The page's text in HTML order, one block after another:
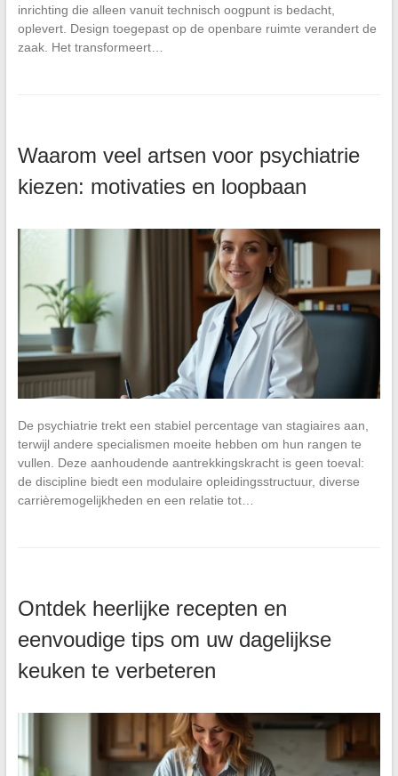
inrichting die alleen vanuit technisch oogpunt is bedacht,
oplevert. Design toegepast op de openbare ruimte verandert de
zaak. Het transformeert…
Waarom veel artsen voor psychiatrie
kiezen: motivaties en loopbaan
De psychiatrie trekt een stabiel percentage van stagiaires aan,
terwijl andere specialismen moeite hebben om hun rangen te
vullen. Deze aanhoudende aantrekkingskracht is geen toeval:
de discipline biedt een modulaire opleidingsstructuur, diverse
carrièremogelijkheden en een relatie tot…
Ontdek heerlijke recepten en
eenvoudige tips om uw dagelijkse
keuken te verbeteren